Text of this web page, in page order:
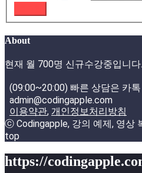
About
현재 월 700명 신규수강중입니다.
(09:00~20:00) 빠른 상담은 카
admin@codingapple.com
이용약관, 개인정보처리방침
ⓒ Codingapple, 강의 예제, 영상
top
https://